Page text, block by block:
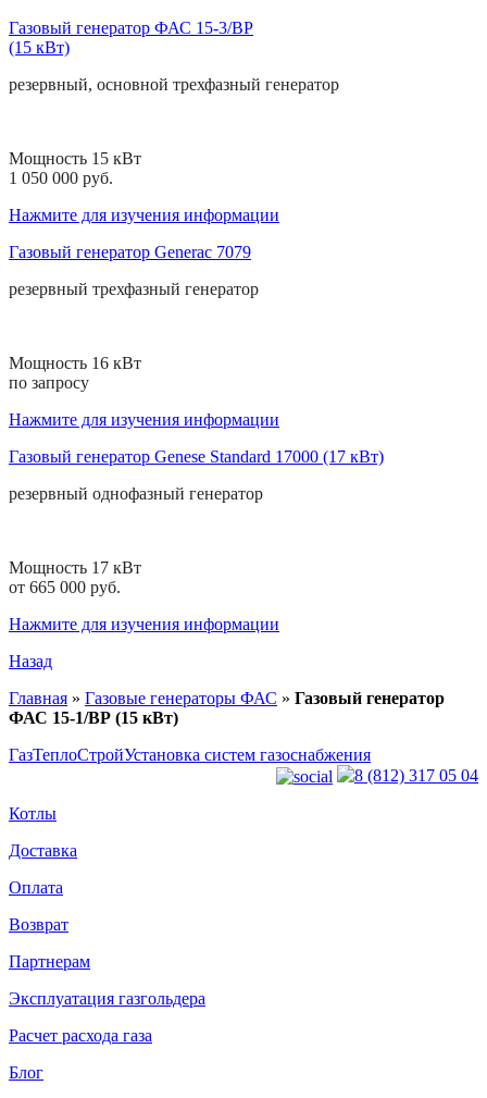
Газовый генератор ФАС 15-3/ВР
(15 кВт)
резервный, основной трехфазный генератор
Мощность 15 кВт
1 050 000 руб.
Нажмите для изучения информации
Газовый генератор Generac 7079
резервный трехфазный генератор
Мощность 16 кВт
по запросу
Нажмите для изучения информации
Газовый генератор Genese Standard 17000 (17 кВт)
резервный однофазный генератор
Мощность 17 кВт
от 665 000 руб.
Нажмите для изучения информации
Назад
Главная » Газовые генераторы ФАС » Газовый генератор
ФАС 15-1/ВР (15 кВт)
ГазТеплоСтройУстановка систем газоснабжения
8 (812) 317 05 04
Котлы
Доставка
Оплата
Возврат
Партнерам
Эксплуатация газгольдера
Расчет расхода газа
Блог